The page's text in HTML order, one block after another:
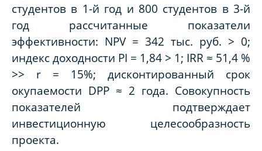
студентов в 1-й год и 800 студентов в 3-й
год рассчитанные показатели
эффективности: NPV = 342 тыс. руб. > 0;
индекс доходности PI = 1,84 > 1; IRR ≈ 51,4 %
>> r = 15%; дисконтированный срок
окупаемости DPP ≈ 2 года. Совокупность
показателей подтверждает
инвестиционную целесообразность
проекта.